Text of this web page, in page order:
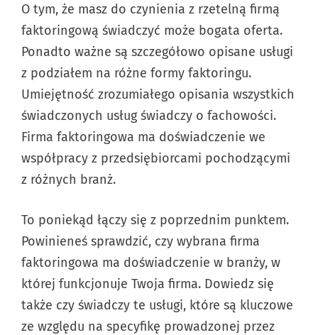
O tym, że masz do czynienia z rzetelną firmą
faktoringową świadczyć może bogata oferta.
Ponadto ważne są szczegółowo opisane usługi
z podziałem na różne formy faktoringu.
Umiejętność zrozumiałego opisania wszystkich
świadczonych usług świadczy o fachowości.
Firma faktoringowa ma doświadczenie we
współpracy z przedsiębiorcami pochodzącymi
z różnych branż.
To poniekąd łączy się z poprzednim punktem.
Powinieneś sprawdzić, czy wybrana firma
faktoringowa ma doświadczenie w branży, w
której funkcjonuje Twoja firma. Dowiedz się
także czy świadczy te usługi, które są kluczowe
ze względu na specyfikę prowadzonej przez